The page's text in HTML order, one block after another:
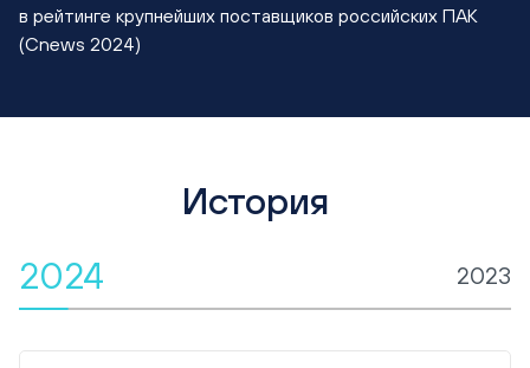
в рейтинге крупнейших поставщиков российских ПАК
(Cnews 2024)
История
2023
2022